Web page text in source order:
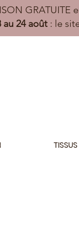
GRATUITE
24 août: le
TISSUS